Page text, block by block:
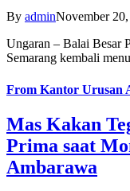
By adminNovember
Ungaran – Balai Besar
Semarang kembali
From Kantor Urusan
Mas Kakan
Prima saat
Ambarawa